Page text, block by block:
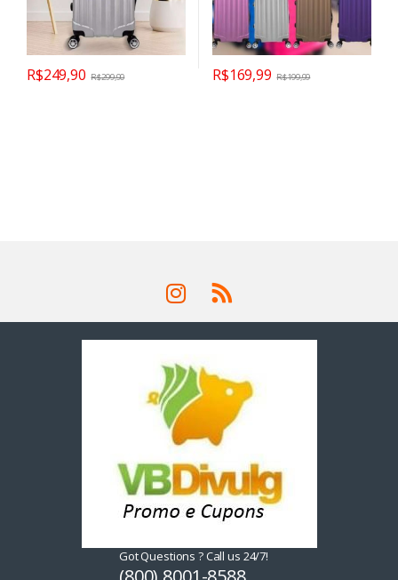
R$249,90 R$299,90 R$169,99 R$199,99
Got Questions ? Call us 24/7!